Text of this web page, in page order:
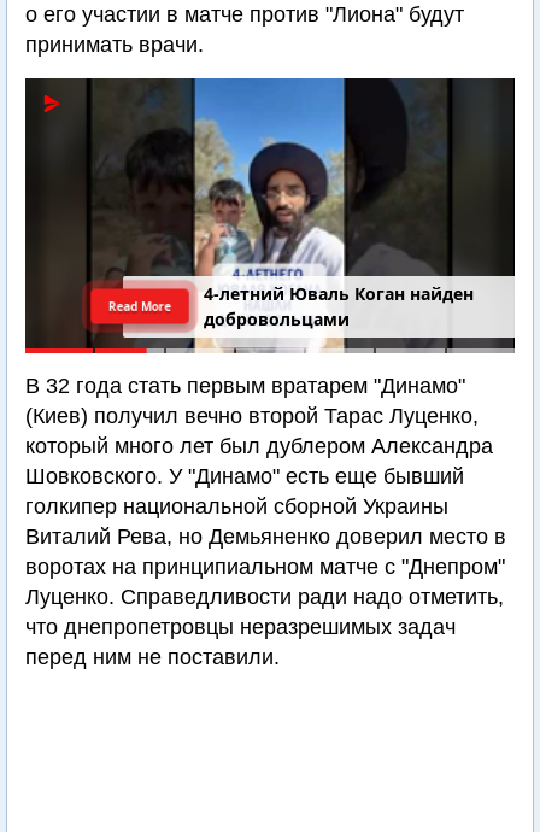
о его участии в матче против "Лиона" будут
принимать врачи.
4-летний Юваль Коган найден
добровольцами
Read More
В 32 года стать первым вратарем "Динамо"
(Киев) получил вечно второй Тарас Луценко,
который много лет был дублером Александра
Шовковского. У "Динамо" есть еще бывший
голкипер национальной сборной Украины
Виталий Рева, но Демьяненко доверил место в
воротах на принципиальном матче с "Днепром"
Луценко. Справедливости ради надо отметить,
что днепропетровцы неразрешимых задач
перед ним не поставили.